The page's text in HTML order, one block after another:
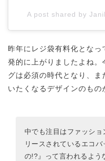
A post shared by
昨年にレジ袋有料化とな
発的に上がりましたよね。
グは必須の時代となり、
いたくなるデザインのもの
中でも注目はファッショ
リースされているエコバ
の!?』って言われるよう